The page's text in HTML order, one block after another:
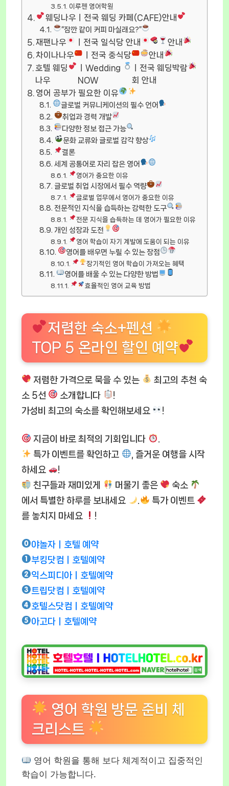
이루젠 영어학원
웨딩나우ㅣ전국 웨딩 카페(CAFE)안내
“잠깐 같이 커피 마실래요?”
재팬나우 ㅣ전국 일식당 안내
안내
차이나나우
ㅣ전국 중식당
안내
호텔 웨딩
나우
ㅣWedding
NOW
ㅣ전국 웨딩박람
회 안내
영어 공부가 필요한 이유
글로벌 커뮤니케이션의 필수 언어
취업과 경력 개발
다양한 정보 접근 가능
문화 교류와 글로벌 감각 향상
결론
세계 공통어로 자리 잡은 영어
영어가 중요한 이유
글로벌 취업 시장에서 필수 역량
글로벌 업무에서 영어가 중요한 이유
전문적인 지식을 습득하는 강력한 도구
전문 지식을 습득하는 데 영어가 필요한 이유
개인 성장과 도전
영어 학습이 자기 계발에 도움이 되는 이유
영어를 배우면 누릴 수 있는 장점
장기적인 영어 학습이 가져오는 혜택
영어를 배울 수 있는 다양한 방법
효율적인 영어 교육 방법
저렴한 숙소+펜션
TOP 5 온라인 할인 예약
저렴한 가격으로 묵을 수 있는
최고의 추천 숙
소 5선
소개합니다
!
가성비 최고의 숙소를 확인해보세요
!
지금이 바로 최적의 기회입니다
특가 이벤트를 확인하고
, 즐거운 여행을 시작
하세요
!
친구들과 재미있게
머물기 좋은
숙소
에서 특별한 하루를 보내세요
특가 이벤트
를 놓치지 마세요
!
야놀자ㅣ호텔 예약
부킹닷컴ㅣ호텔예약
익스피디아ㅣ호텔예약
트립닷컴ㅣ호텔예약
호텔스닷컴ㅣ호텔예약
아고다ㅣ호텔예약
영어 학원 방문 준비 체
크리스트
영어 학원을 통해 보다 체계적이고 집중적인
학습이 가능합니다.